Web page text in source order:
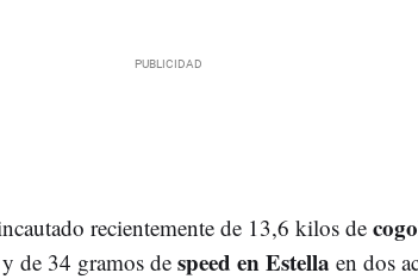
recientemente de 13,6 kilos de
y de 34 gramos de speed en Estella en dos